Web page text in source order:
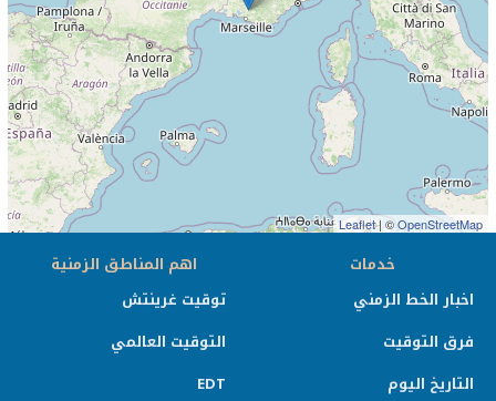
Leaflet| ©OpenStreetMap
خدمات
اخبار الخط الزمني
فرق التوقيت
التاريخ اليوم
اهم المناطق الزمنية
توقيت غرينتش
التوقيت العالمي
EDT